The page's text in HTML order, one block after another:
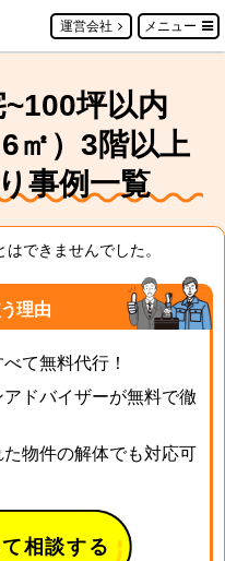
運営会社 メニュー
坪以内
㎡）3階以上
事例一覧
できませんでした。
理由
て無料代行！
ドバイザーが無料で徹
物件の解体でも対応可
相談する